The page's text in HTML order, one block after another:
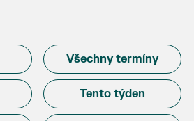
Všechny termíny
Tento týden